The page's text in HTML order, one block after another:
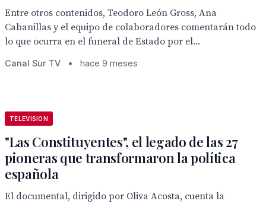
Entre otros contenidos, Teodoro León Gross, Ana
Cabanillas y el equipo de colaboradores comentarán todo
lo que ocurra en el funeral de Estado por el...
Canal Sur TV • hace 9 meses
TELEVISION
"Las Constituyentes", el legado de las 27
pioneras que transformaron la política
española
El documental, dirigido por Oliva Acosta, cuenta la